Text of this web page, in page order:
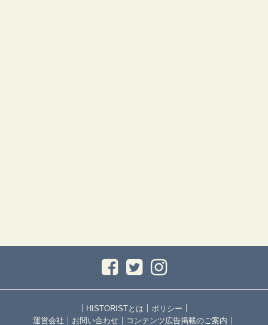
｜ HISTORISTとは ｜ ポリシー ｜
運営会社 ｜ お問い合わせ ｜ コンテンツ広告掲載のご案内 ｜